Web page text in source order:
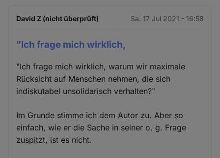
David Z (nicht überprüft) Sa. 17 Jul 2021 - 16:58
"Ich frage mich wirklich,
"Ich frage mich wirklich, warum wir maximale
Rücksicht auf Menschen nehmen, die sich
indiskutabel unsolidarisch verhalten?"
Im Grunde stimme ich dem Autor zu. Aber so
einfach, wie er die Sache in seiner o. g. Frage
zuspitzt, ist es nicht.